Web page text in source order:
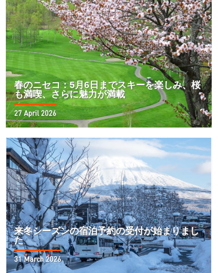
春のニセコ：5月6日までスキーを楽しみ、桜
も満喫、さらに魅力が満載
27 April 2026
来冬シーズンの宿泊予約の受付が始まりまし
た
31 March 2026